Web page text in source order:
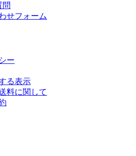
せフォーム
ー
る表示
料に関して